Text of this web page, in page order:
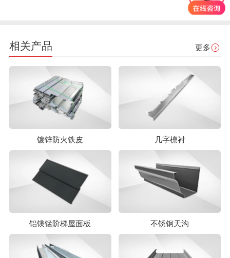
相关产品 更多
镀锌防火铁皮 几字檩衬
铝镁锰阶梯屋面板 不锈钢天沟